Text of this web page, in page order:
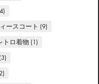
ースコート (9)
トロ着物 (1)
(3)